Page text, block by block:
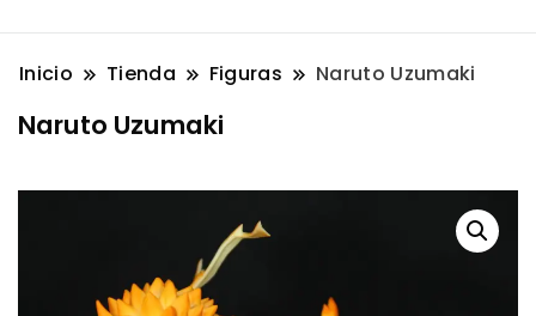
Inicio Tienda Figuras Naruto Uzumaki
Naruto Uzumaki